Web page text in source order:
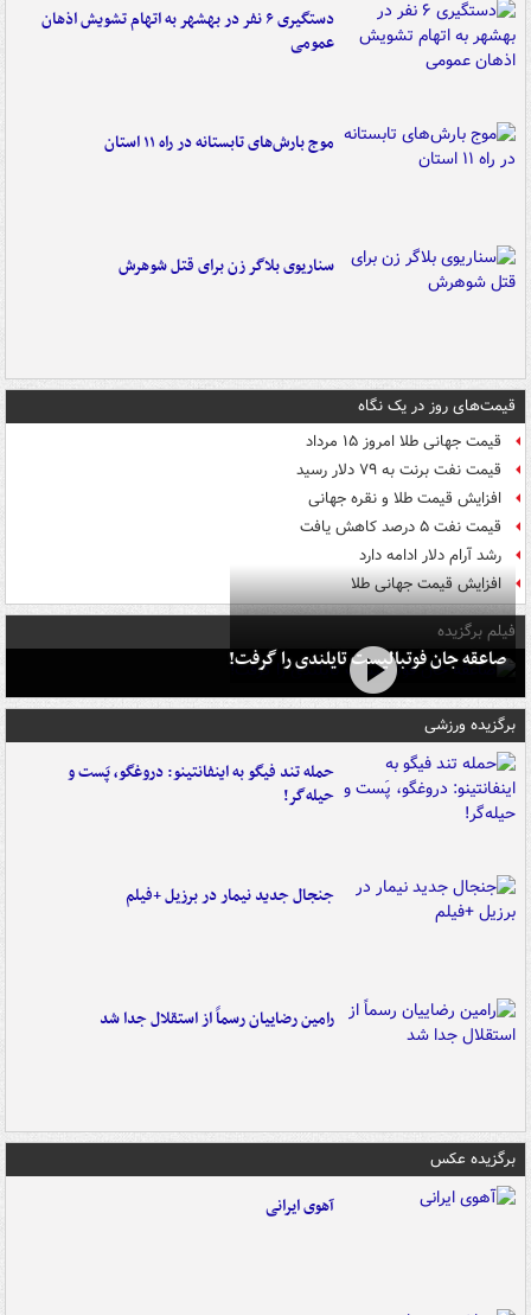
دستگیری ۶ نفر در بهشهر به اتهام تشویش اذهان
عمومی
موج بارش‌های تابستانه در راه ۱۱ استان
سناریوی بلاگر زن برای قتل شوهرش
قیمت‌های روز در یک نگاه
قیمت جهانی طلا امروز ۱۵ مرداد
قیمت نفت برنت به ۷۹ دلار رسید
افزایش قیمت طلا و نقره جهانی
قیمت نفت ۵ درصد کاهش یافت
رشد آرام دلار ادامه دارد
افزایش قیمت جهانی طلا
فیلم برگزیده
صاعقه جان فوتبالیست تایلندی را گرفت!
برگزیده ورزشی
حمله تند فیگو به اینفانتینو: دروغگو، پَست‌ و
حیله‌گر!
جنجال جدید نیمار در برزیل +فیلم
رامین رضاییان رسماً از استقلال جدا شد
برگزیده عکس
آهوی ایرانی